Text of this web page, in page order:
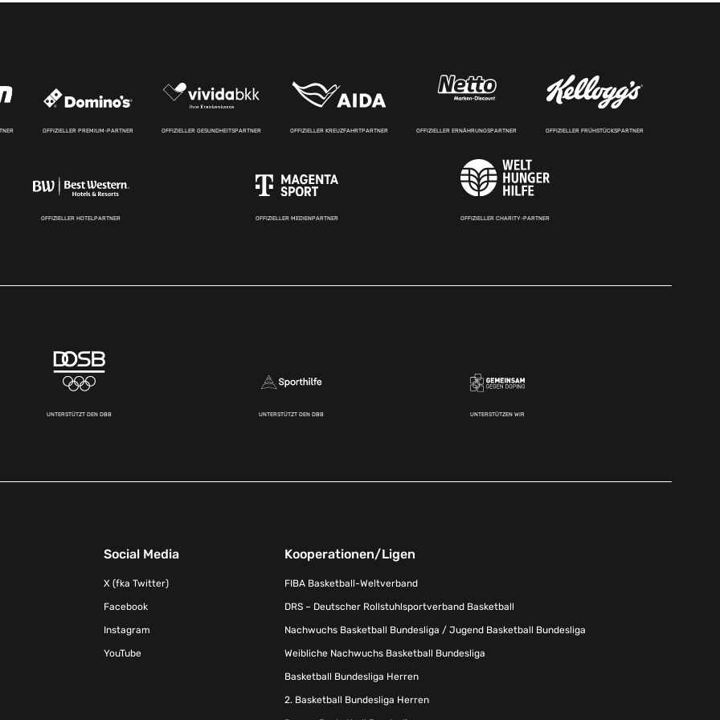
OFFIZIELLER PREMIUM-PARTNER OFFIZIELLER GESUNDHEITSPARTNER OFFIZIELLER KREUZFAHRTPARTNER OFFIZIELLER ERNÄHRUNGSPARTNER OFFIZIELLER FRÜHSTÜCKSPARTNER
OFFIZIELLER HOTELPARTNER OFFIZIELLER MEDIENPARTNER OFFIZIELLER CHARITY-PARTNER
UNTERSTÜTZT DEN DBB UNTERSTÜTZT DEN DBB UNTERSTÜTZEN WIR
Social Media
X (fka Twitter)
Facebook
Instagram
YouTube
Kooperationen/Ligen
FIBA Basketball-Weltverband
DRS – Deutscher Rollstuhlsportverband Basketball
Nachwuchs Basketball Bundesliga / Jugend Basketball Bundesliga
Weibliche Nachwuchs Basketball Bundesliga
Basketball Bundesliga Herren
2. Basketball Bundesliga Herren